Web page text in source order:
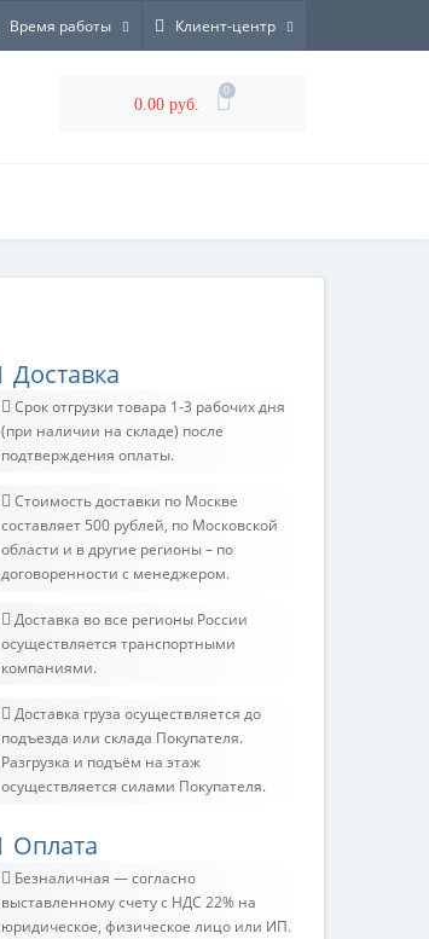
Время работы Клиент-центр
0.00 руб.
0
Доставка
Срок отгрузки товара 1-3 рабочих дня
(при наличии на складе) после
подтверждения оплаты.
Стоимость доставки по Москве
составляет 500 рублей, по Московской
области и в другие регионы – по
договоренности с менеджером.
Доставка во все регионы России
осуществляется транспортными
компаниями.
Доставка груза осуществляется до
подъезда или склада Покупателя.
Разгрузка и подъём на этаж
осуществляется силами Покупателя.
Оплата
Безналичная — согласно
выставленному счету c НДС 22% на
юридическое, физическое лицо или ИП.